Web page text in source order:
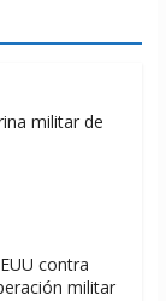
militar de
contra
militar